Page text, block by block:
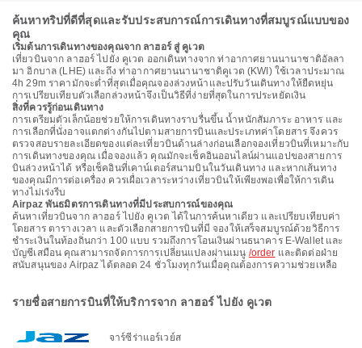
ค้นหาทริปที่ดีที่สุดและรับประสบการณ์การเดินทางที่สมบูรณ์แบบของ
คุณ
เริ่มต้นการเดินทางของคุณจาก ลาฮอร์ สู่ คูเวต
เที่ยวบินจาก ลาฮอร์ ไปยัง คูเวต ออกเดินทางจาก ท่าอากาศยานนานาชาติอัลลา
มา อิกบาล (LHE) และถึง ท่าอากาศยานนานาชาติคูเวต (KWI) ใช้เวลาประมาณ
4h 29m ราคามักจะต่ำที่สุดเมื่อคุณจองล่วงหน้าและปรับวันเดินทางให้ยืดหยุ่น
การเปรียบเทียบตัวเลือกล่วงหน้าจึงเป็นวิธีที่ง่ายที่สุดในการประหยัดเงิน
สิ่งที่ควรรู้ก่อนเดินทาง
การเตรียมตัวเล็กน้อยช่วยให้การเดินทางราบรื่นขึ้น น้ำหนักสัมภาระ อาหาร และ
การเลือกที่นั่งอาจแตกต่างกันไปตามสายการบินและประเภทค่าโดยสาร จึงควร
ตรวจสอบรายละเอียดของแต่ละเที่ยวบินด้านล่างก่อนเลือกจองเที่ยวบินที่เหมาะกับ
การเดินทางของคุณ เมื่อจองแล้ว คุณมักจะเช็คอินออนไลน์ผ่านแอปของสายการ
บินล่วงหน้าได้ หรือเช็คอินที่เคาน์เตอร์สนามบินในวันเดินทาง และหากเส้นทาง
ของคุณมีการต่อเครื่อง ควรเผื่อเวลาระหว่างเที่ยวบินให้เพียงพอเพื่อให้การเดิน
ทางไม่เร่งรีบ
Airpaz พันธมิตรการเดินทางที่มีประสบการณ์ของคุณ
ค้นหาเที่ยวบินจาก ลาฮอร์ ไปยัง คูเวต ได้ในการค้นหาเดียว และเปรียบเทียบค่า
โดยสาร ตารางเวลา และตัวเลือกสายการบินที่มี จองให้เสร็จสมบูรณ์ด้วยวิธีการ
ชำระเงินในท้องถิ่นกว่า 100 แบบ รวมถึงการโอนเงินผ่านธนาคาร E-Wallet และ
บัญชีเสมือน คุณสามารถจัดการการเปลี่ยนแปลงผ่านเมนู /order และติดต่อฝ่าย
สนับสนุนของ Airpaz ได้ตลอด 24 ชั่วโมงทุกวันเมื่อคุณต้องการความช่วยเหลือ
รายชื่อสายการบินที่ให้บริการจาก ลาฮอร์ ไปยัง คูเวต
จาร์ซีร่าแอร์เวย์ส